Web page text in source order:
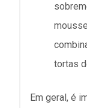
tortas
Em geral, é